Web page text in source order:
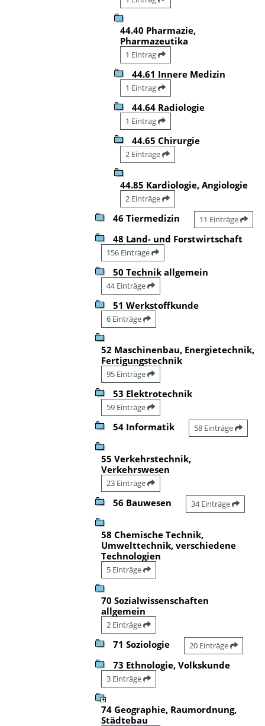
44.40 Pharmazie,
Pharmazeutika
1 Eintrag
44.61 Innere Medizin
1 Eintrag
44.64 Radiologie
1 Eintrag
44.65 Chirurgie
2 Einträge
44.85 Kardiologie, Angiologie
2 Einträge
46 Tiermedizin 11 Einträge
48 Land- und Forstwirtschaft
156 Einträge
50 Technik allgemein
44 Einträge
51 Werkstoffkunde
6 Einträge
52 Maschinenbau, Energietechnik,
Fertigungstechnik
95 Einträge
53 Elektrotechnik
59 Einträge
54 Informatik 58 Einträge
55 Verkehrstechnik,
Verkehrswesen
23 Einträge
56 Bauwesen 34 Einträge
58 Chemische Technik,
Umwelttechnik, verschiedene
Technologien
5 Einträge
70 Sozialwissenschaften
allgemein
2 Einträge
71 Soziologie 20 Einträge
73 Ethnologie, Volkskunde
3 Einträge
74 Geographie, Raumordnung,
Städtebau